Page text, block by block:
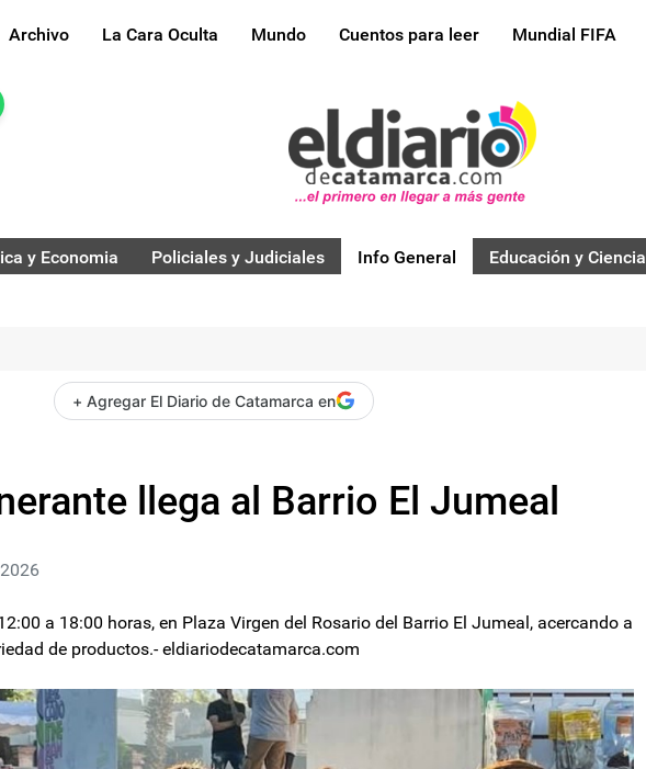
Archivo La Cara Oculta Mundo Cuentos para leer Mundial FIFA
y Economia Policiales y Judiciales Info General Educación y Ciencia
+ Agregar El Diario de Catamarca en
llega al Barrio El Jumeal
a 18:00 horas, en Plaza Virgen del Rosario del Barrio El Jumeal, acercando a
de productos.- eldiariodecatamarca.com